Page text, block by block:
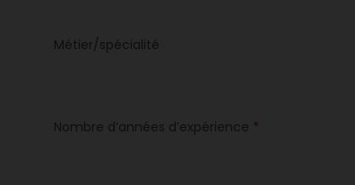
Métier/spécialité
Nombre d’années d’expérience *